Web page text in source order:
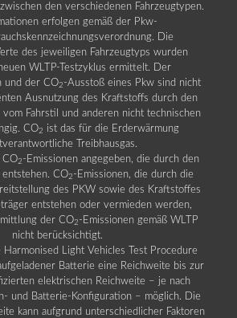
den verschiedenen Fahrzeugtypen.
erfolgen gemäß der Pkw-
Die
des jeweiligen Fahrzeugtyps wurden
WLTP-Testzyklus ermittelt. Der
und der CO2 -Ausstoß eines Pkw sind nicht
Ausnutzung des Kraftstoffs durch den
vom Fahrstil und anderen nicht technischen
CO2 ist das für die Erderwärmung
Treibhausgas.
CO2 -Emissionen angegeben, die durch den
CO2 -Emissionen, die durch die
des PKW sowie des Kraftstoffes
entstehen oder vermieden werden,
der CO2 -Emissionen gemäß WLTP
nicht berücksichtigt.
Light Vehicles Test Procedure
Batterie eine Reichweite bis zur
elektrischen Reichweite – je nach
und Batterie-Konfiguration – möglich. Die
kann aufgrund unterschiedlicher Faktoren